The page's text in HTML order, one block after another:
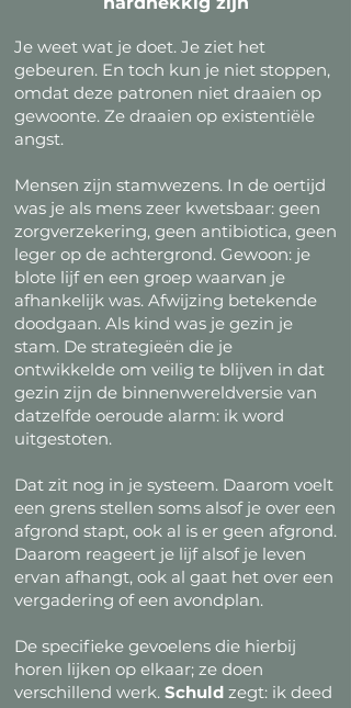
Je weet wat je doet. Je ziet het
gebeuren. En toch kun je niet stoppen,
omdat deze patronen niet draaien op
gewoonte. Ze draaien op existentiële
angst.
Mensen zijn stamwezens. In de oertijd
was je als mens zeer kwetsbaar: geen
zorgverzekering, geen antibiotica, geen
leger op de achtergrond. Gewoon: je
blote lijf en een groep waarvan je
afhankelijk was. Afwijzing betekende
doodgaan. Als kind was je gezin je
stam. De strategieën die je
ontwikkelde om veilig te blijven in dat
gezin zijn de binnenwereldversie van
datzelfde oeroude alarm: ik word
uitgestoten.
Dat zit nog in je systeem. Daarom voelt
een grens stellen soms alsof je over een
afgrond stapt, ook al is er geen afgrond.
Daarom reageert je lijf alsof je leven
ervan afhangt, ook al gaat het over een
vergadering of een avondplan.
De specifieke gevoelens die hierbij
horen lijken op elkaar; ze doen
verschillend werk. Schuld zegt: ik deed